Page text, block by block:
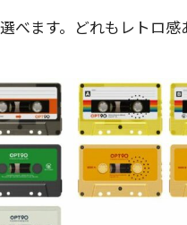
べます。どれもレトロ感